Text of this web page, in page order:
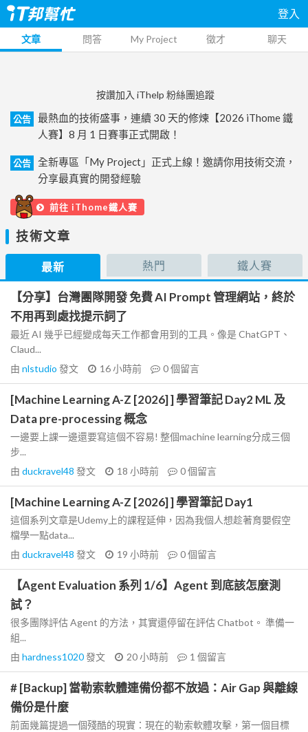
登入
文章 問答 My Project 徵才 聊天
按讚加入 iThelp 粉絲團追蹤
公告
最熱血的技術盛事，連續 30 天的修煉【2026 iThome 鐵
人賽】8 月 1 日賽事正式開啟！
公告
全新專區「My Project」正式上線！邀請你用技術交流，
分享最真實的開發經驗
前往 iThome鐵人賽
技術文章
最新 熱門 鐵人賽
【分享】台灣團隊開發 免費 AI Prompt 管理網站，終於
不用再到處找提示詞了
最近 AI 幾乎已經變成每天工作都會用到的工具。像是 ChatGPT、
Claud...
由 nlstudio 發文 16 小時前 0個留言
[Machine Learning A-Z [2026] ] 學習筆記 Day2 ML 及
Data pre-processing 概念
一邊要上課一邊還要寫這個不容易! 整個machine learning分成三個
步...
由 duckravel48 發文 18 小時前 0個留言
[Machine Learning A-Z [2026] ] 學習筆記 Day1
這個系列文章是Udemy上的課程延伸，因為我個人想趁著育嬰假空
檔學一點data...
由 duckravel48 發文 19 小時前 0個留言
【Agent Evaluation 系列 1/6】Agent 到底該怎麼測
試？
很多團隊評估 Agent 的方法，其實還停留在評估 Chatbot。 準備一
組...
由 hardness1020發文 20 小時前 1 個留言
# [Backup] 當勒索軟體連備份都不放過：Air Gap 與離線
備份是什麼
前面幾篇提過一個殘酷的現實：現在的勒索軟體攻擊，第一個目標